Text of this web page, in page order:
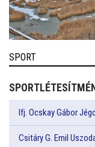
SPORT
Ifj. Ocskay Gábor
Csitáry G. Emil